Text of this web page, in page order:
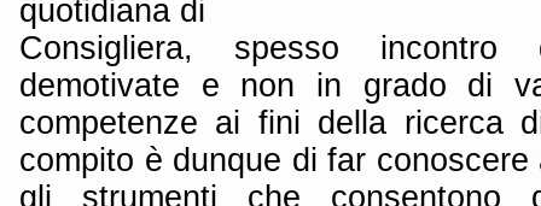
quotidiana di
Consigliera, spesso incontro
demotivate e non in grado di
competenze ai fini della ricerca
compito è dunque di far
gli strumenti che consentono